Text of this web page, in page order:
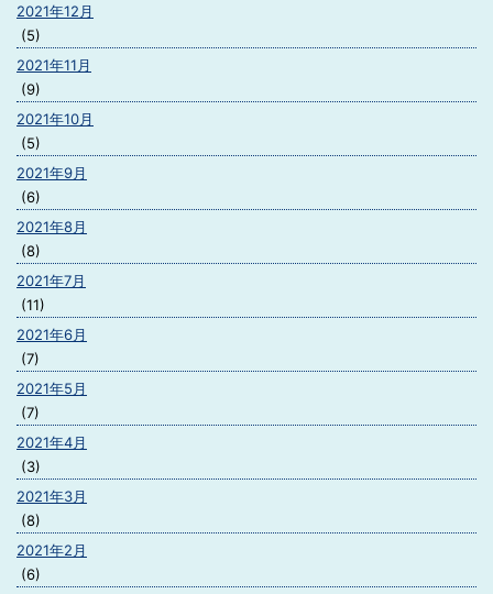
2021年12月
(5)
2021年11月
(9)
2021年10月
(5)
2021年9月
(6)
2021年8月
(8)
2021年7月
(11)
2021年6月
(7)
2021年5月
(7)
2021年4月
(3)
2021年3月
(8)
2021年2月
(6)